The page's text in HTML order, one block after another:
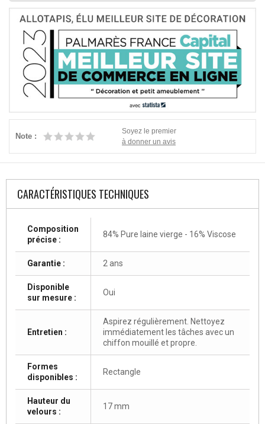
Note :
Soyez le premier
à donner un avis
CARACTÉRISTIQUES TECHNIQUES
Composition
précise :
84% Pure laine vierge - 16% Viscose
Garantie : 2 ans
Disponible
sur mesure :
Oui
Entretien :
Aspirez régulièrement. Nettoyez
immédiatement les tâches avec un
chiffon mouillé et propre.
Formes
disponibles :
Rectangle
Hauteur du
velours :
17 mm